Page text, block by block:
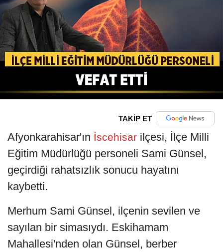
TAKİP ET
Afyonkarahisar'ın İscehisar ilçesi, İlçe Milli
Eğitim Müdürlüğü personeli Sami Günsel,
geçirdiği rahatsızlık sonucu hayatını
kaybetti.
Merhum Sami Günsel, ilçenin sevilen ve
sayılan bir simasıydı. Eskihamam
Mahallesi'nden olan Günsel, berber